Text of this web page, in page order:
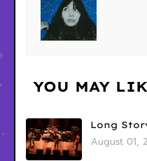
YOU MAY
Long
August 01,